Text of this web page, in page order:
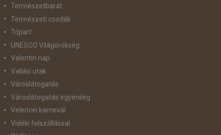
Természetbarát
Természeti csodák
Tópart
UNESCO Világörökség
Valentin nap
Vallási utak
Városlátogatás
Városlátogatás egyénileg
Velencei karnevál
Vidéki felszállással